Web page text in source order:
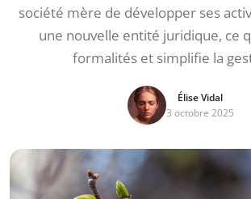
société mère de développer ses
une nouvelle entité juridique, ce
formalités et simplifie la
Élise Vidal
3 octobre 2025